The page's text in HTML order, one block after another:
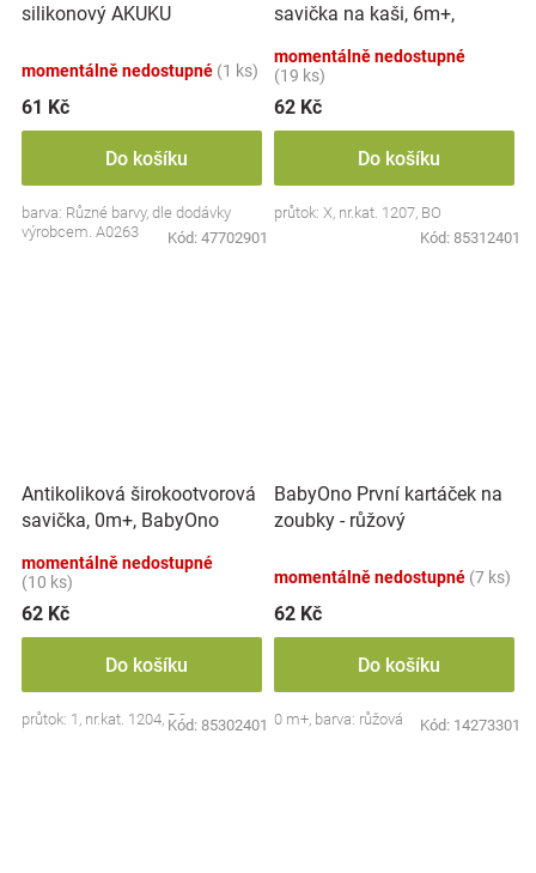
silikonový AKUKU
momentálně nedostupné (1 ks)
61 Kč
Do košíku
barva: Různé barvy, dle dodávky
výrobcem. A0263
Kód: 47702901
savička na kaši, 6m+,
momentálně nedostupné
(19 ks)
62 Kč
Do košíku
průtok: X, nr.kat. 1207, BO
Kód: 85312401
Antikoliková širokootvorová
savička, 0m+, BabyOno
momentálně nedostupné
(10 ks)
62 Kč
Do košíku
průtok: 1, nr.kat. 1204, BO
Kód: 85302401
BabyOno První kartáček na
zoubky - růžový
momentálně nedostupné (7 ks)
62 Kč
Do košíku
0 m+, barva: růžová Kód: 14273301